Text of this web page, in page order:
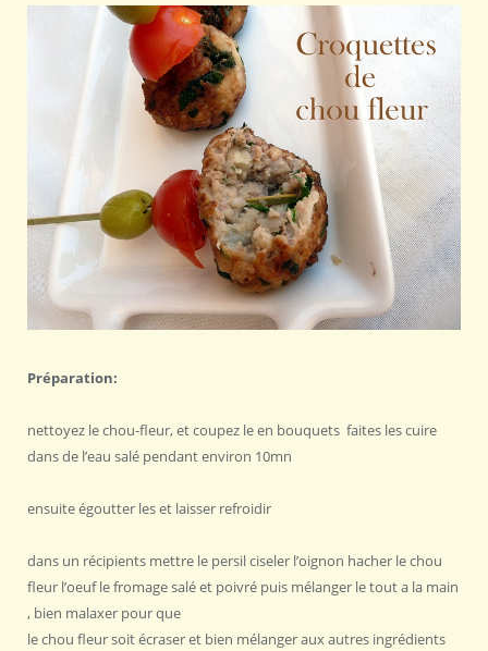
Préparation:
nettoyez le chou-fleur, et coupez le en bouquets faites les cuire
dans de l’eau salé pendant environ 10mn
ensuite égoutter les et laisser refroidir
dans un récipients mettre le persil ciseler l’oignon hacher le chou
fleur l’oeuf le fromage salé et poivré puis mélanger le tout a la main
, bien malaxer pour que
le chou fleur soit écraser et bien mélanger aux autres ingrédients